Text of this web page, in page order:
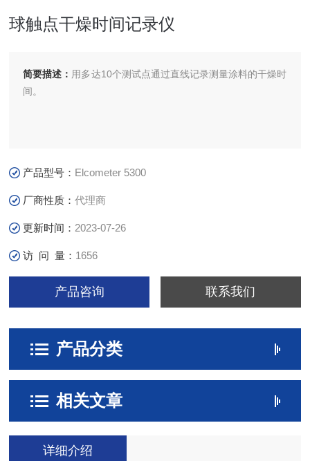
球触点干燥时间记录仪
简要描述： 用多达10个测试点通过直线记录测量涂料的干燥时
间。
产品型号： Elcometer 5300
厂商性质：代理商
更新时间： 2023-07-26
访 问 量： 1656
产品咨询 联系我们
产品分类
相关文章
详细介绍